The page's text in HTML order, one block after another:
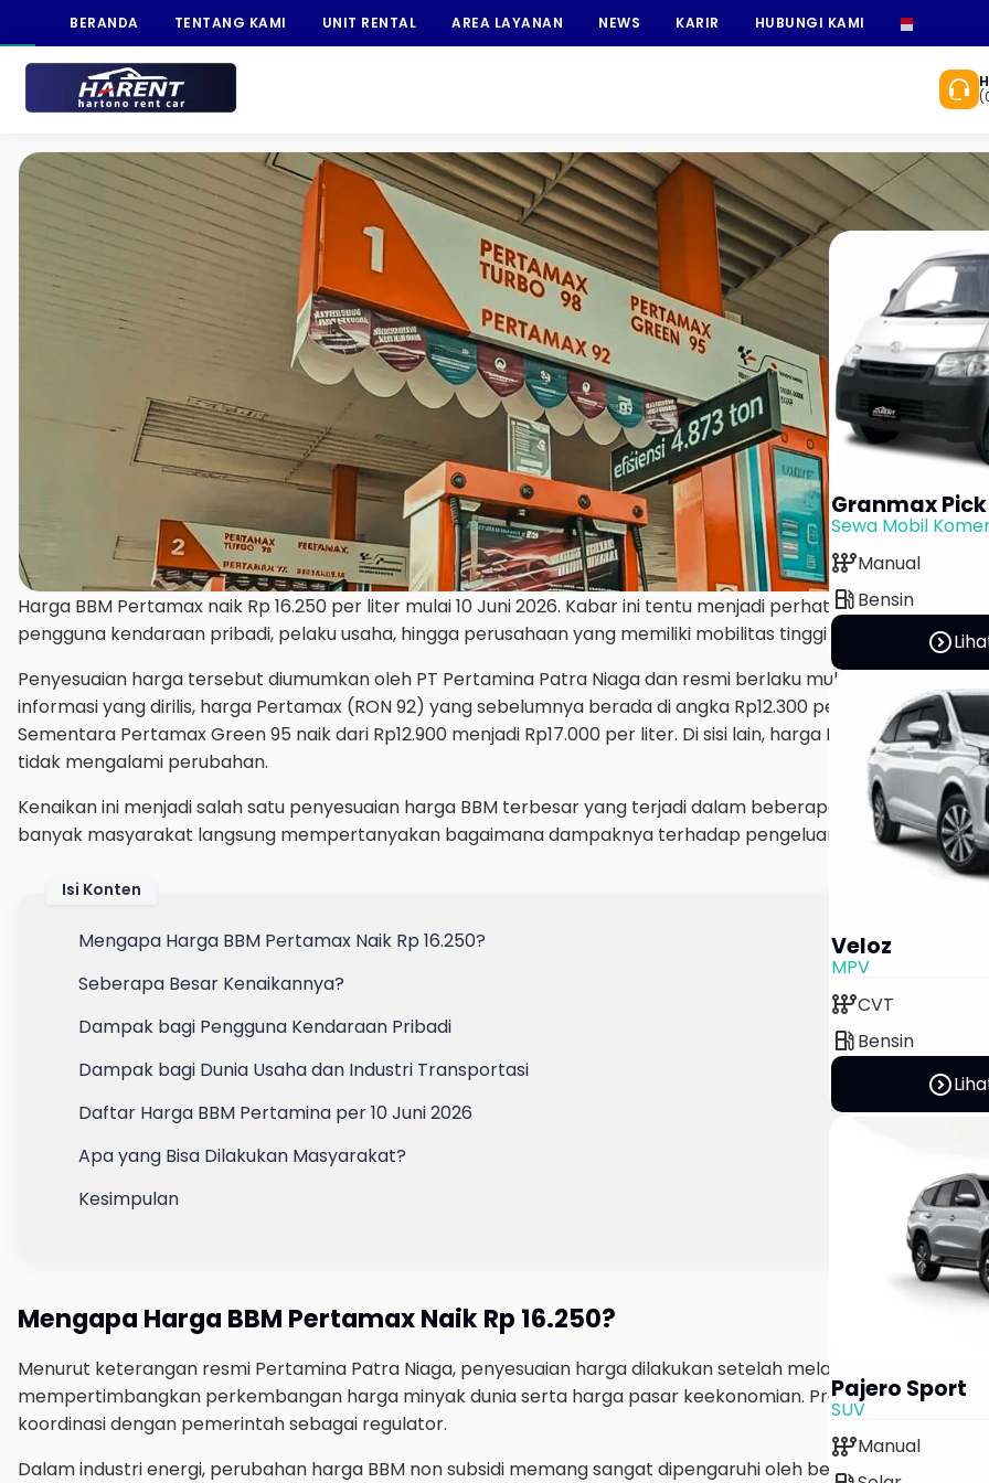
BERANDA TENTANG KAMI UNIT RENTAL AREA LAYANAN NEWS KARIR HUBUNGI KAMI
Harga BBM Pertamax naik Rp 16.250 per liter mulai 10 Juni 2026. Kabar ini tentu menjadi perhatian banyak
pengguna kendaraan pribadi, pelaku usaha, hingga perusahaan yang memiliki mobilitas tinggi setiap harinya.
Penyesuaian harga tersebut diumumkan oleh PT Pertamina Patra Niaga dan resmi berlaku mulai Rabu, 10 Juni
informasi yang dirilis, harga Pertamax (RON 92) yang sebelumnya berada di angka Rp12.300 per liter kini menjadi
Sementara Pertamax Green 95 naik dari Rp12.900 menjadi Rp17.000 per liter. Di sisi lain, harga Pertalite dan
tidak mengalami perubahan.
Kenaikan ini menjadi salah satu penyesuaian harga BBM terbesar yang terjadi dalam beberapa waktu terakhir.
banyak masyarakat langsung mempertanyakan bagaimana dampaknya terhadap pengeluaran transportasi
Isi Konten
Mengapa Harga BBM Pertamax Naik Rp 16.250?
Seberapa Besar Kenaikannya?
Dampak bagi Pengguna Kendaraan Pribadi
Dampak bagi Dunia Usaha dan Industri Transportasi
Daftar Harga BBM Pertamina per 10 Juni 2026
Apa yang Bisa Dilakukan Masyarakat?
Kesimpulan
Mengapa Harga BBM Pertamax Naik Rp 16.250?
Menurut keterangan resmi Pertamina Patra Niaga, penyesuaian harga dilakukan setelah melalui mekanisme
mempertimbangkan perkembangan harga minyak dunia serta harga pasar keekonomian. Proses tersebut juga
koordinasi dengan pemerintah sebagai regulator.
Dalam industri energi, perubahan harga BBM non subsidi memang sangat dipengaruhi oleh beberapa faktor
Granmax Pick
Sewa Mobil
auto_transmissionManual
local_gas_stationBensin
expand_circle_right
Veloz
MPV
auto_transmissionCVT
local_gas_stationBensin
expand_circle_right
Pajero Sport
SUV
auto_transmissionManual